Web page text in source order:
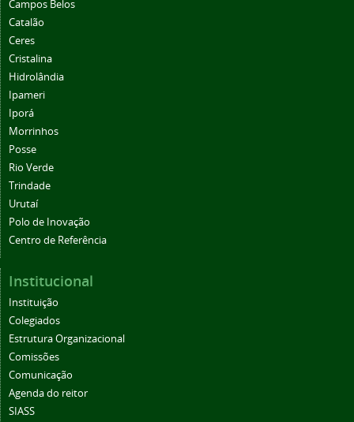
Campos Belos
Catalão
Ceres
Cristalina
Hidrolândia
Ipameri
Iporá
Morrinhos
Posse
Rio Verde
Trindade
Urutaí
Polo de Inovação
Centro de Referência
Institucional
Instituição
Colegiados
Estrutura Organizacional
Comissões
Comunicação
Agenda do reitor
SIASS